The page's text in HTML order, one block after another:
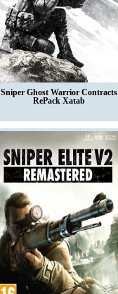
Sniper Ghost Warrior Contracts
RePack Xatab